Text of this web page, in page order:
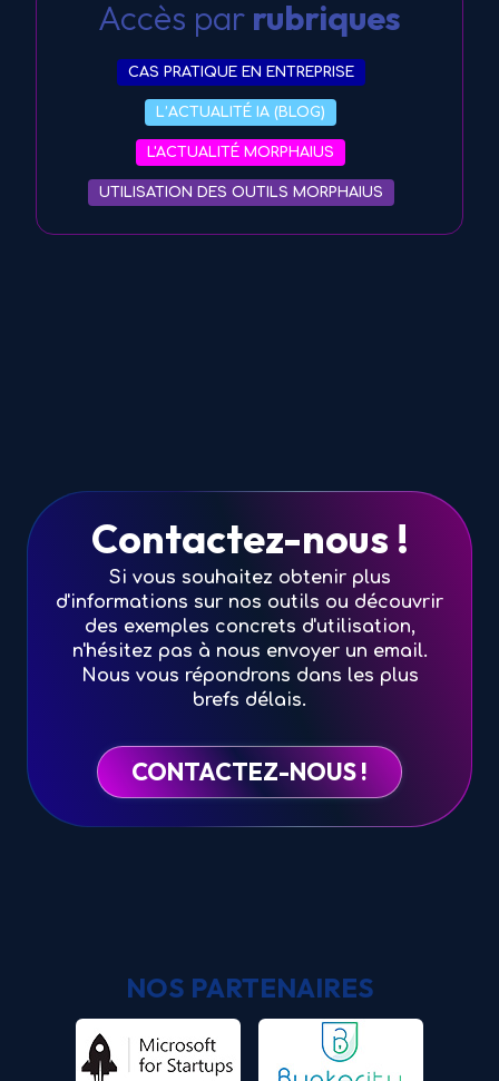
Accès par rubriques
CAS PRATIQUE EN ENTREPRISE
L’ACTUALITÉ IA (BLOG)
L'ACTUALITÉ MORPHAIUS
UTILISATION DES OUTILS MORPHAIUS
Contactez-nous !
Si vous souhaitez obtenir plus
d'informations sur nos outils ou découvrir
des exemples concrets d'utilisation,
n'hésitez pas à nous envoyer un email.
Nous vous répondrons dans les plus
brefs délais.
CONTACTEZ-NOUS !
NOS PARTENAIRES